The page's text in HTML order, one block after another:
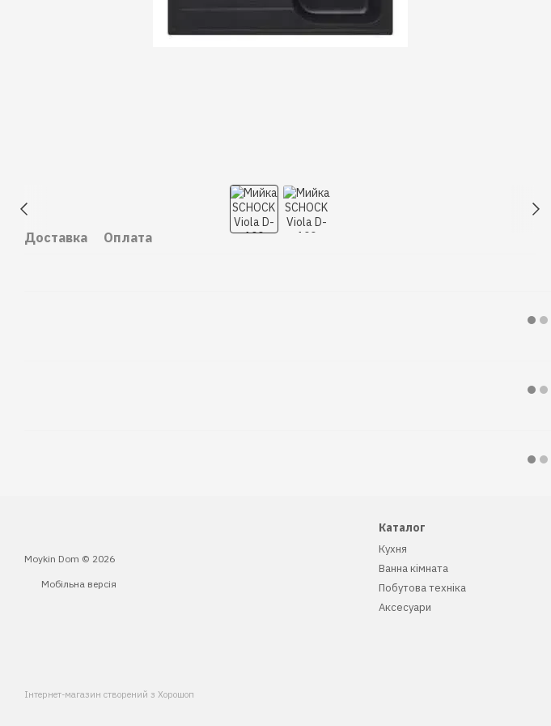
Доставка Оплата
Moykin Dom © 2026
Мобільна версія
Інтернет-магазин створений з Хорошоп
Каталог
Кухня
Ванна кімната
Побутова техніка
Аксесуари